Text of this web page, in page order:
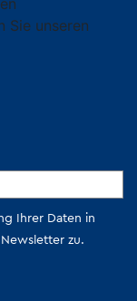
Sie unseren